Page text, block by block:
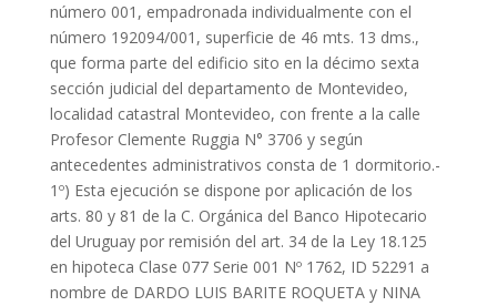
número 001, empadronada individualmente con el
número 192094/001, superficie de 46 mts. 13 dms.,
que forma parte del edificio sito en la décimo sexta
sección judicial del departamento de Montevideo,
localidad catastral Montevideo, con frente a la calle
Profesor Clemente Ruggia N° 3706 y según
antecedentes administrativos consta de 1 dormitorio.-
1º) Esta ejecución se dispone por aplicación de los
arts. 80 y 81 de la C. Orgánica del Banco Hipotecario
del Uruguay por remisión del art. 34 de la Ley 18.125
en hipoteca Clase 077 Serie 001 Nº 1762, ID 52291 a
nombre de DARDO LUIS BARITE ROQUETA y NINA